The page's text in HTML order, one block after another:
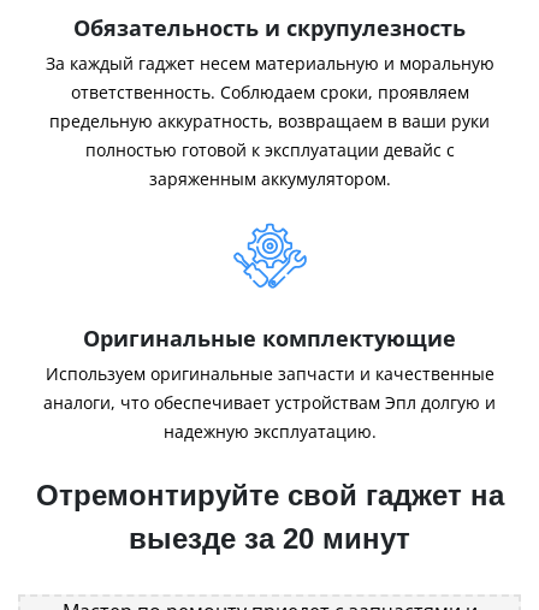
Обязательность и скрупулезность
За каждый гаджет несем материальную и моральную
ответственность. Соблюдаем сроки, проявляем
предельную аккуратность, возвращаем в ваши руки
полностью готовой к эксплуатации девайс с
заряженным аккумулятором.
Оригинальные комплектующие
Используем оригинальные запчасти и качественные
аналоги, что обеспечивает устройствам Эпл долгую и
надежную эксплуатацию.
Отремонтируйте свой гаджет на
выезде за 20 минут